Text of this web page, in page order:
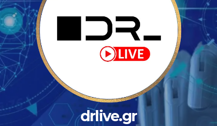
drlive.gr